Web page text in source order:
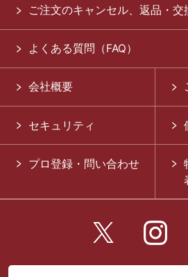
ご注文のキャンセル、返品・交
よくある質問（FAQ）
会社概要
セキュリティ
プロ登録・問い合わせ